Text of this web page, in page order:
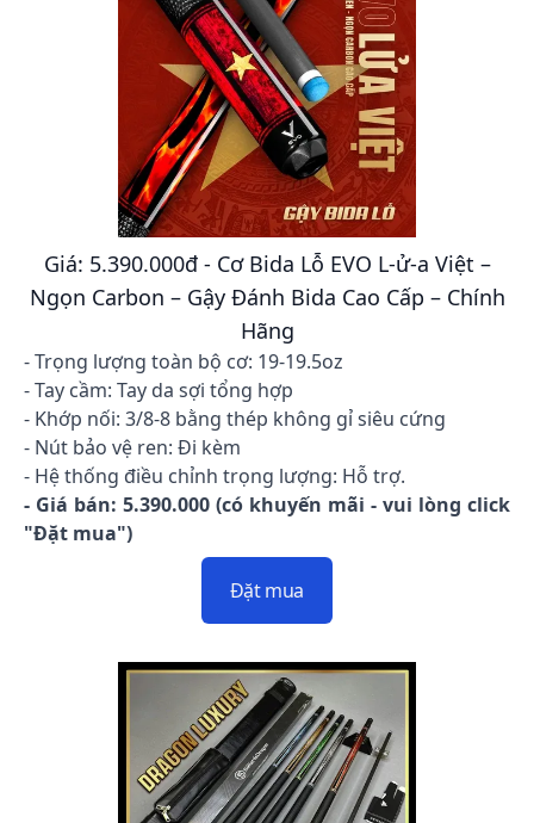
Giá: 5.390.000đ - Cơ Bida Lỗ EVO L-ử-a Việt –
Ngọn Carbon – Gậy Đánh Bida Cao Cấp – Chính
Hãng
- Trọng lượng toàn bộ cơ: 19-19.5oz
- Tay cầm: Tay da sợi tổng hợp
- Khớp nối: 3/8-8 bằng thép không gỉ siêu cứng
- Nút bảo vệ ren: Đi kèm
- Hệ thống điều chỉnh trọng lượng: Hỗ trợ.
- Giá bán: 5.390.000 (có khuyến mãi - vui lòng click
"Đặt mua")
Đặt mua